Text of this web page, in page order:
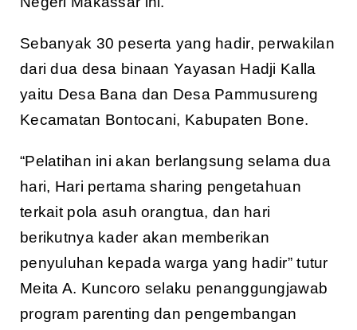
Sebanyak 30 peserta yang hadir, perwakilan
dari dua desa binaan Yayasan Hadji Kalla
yaitu Desa Bana dan Desa Pammusureng
Kecamatan Bontocani, Kabupaten Bone.
“Pelatihan ini akan berlangsung selama dua
hari, Hari pertama sharing pengetahuan
terkait pola asuh orangtua, dan hari
berikutnya kader akan memberikan
penyuluhan kepada warga yang hadir” tutur
Meita A. Kuncoro selaku penanggungjawab
program parenting dan pengembangan